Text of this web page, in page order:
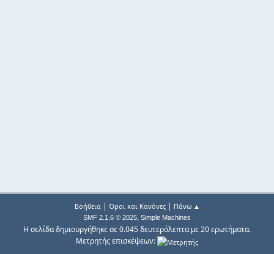
Βοήθεια| Όροι και Κανόνες| Πάνω ▲
SMF 2.1.6 © 2025, Simple Machines
Η σελίδα δημιουργήθηκε σε 0.045 δευτερόλεπτα με 20 ερωτήματα.
Μετρητής επισκέψεων: